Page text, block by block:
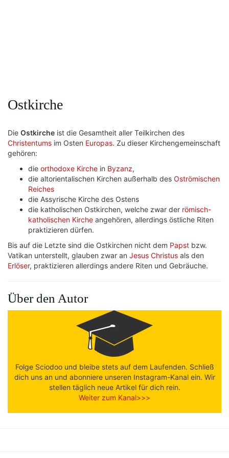
Ostkirche
Die Ostkirche ist die Gesamtheit aller Teilkirchen des
Christentums im Osten Europas. Zu dieser Kirchengemeinschaft
gehören:
die orthodoxe Kirche in Byzanz,
die altorientalischen Kirchen außerhalb des Oströmischen
Reiches
die Assyrische Kirche des Ostens
die katholischen Ostkirchen, welche zwar der römisch-
katholischen Kirche angehören, allerdings östliche Riten
praktizieren dürfen.
Bis auf die Letzte sind die Ostkirchen nicht dem Papst bzw.
Vatikan unterstellt, glauben zwar an Jesus Christus als den
Erlöser, praktizieren allerdings andere Riten und Gebräuche.
Über den Autor
Folge Sciodoo und bleibe stets auf dem Laufenden. Schließ
dich uns an und abonniere unseren Instagram-Kanal ein. Wir
stellen täglich neue Artikel für dich rein.
Weiter zum Kanal>>>